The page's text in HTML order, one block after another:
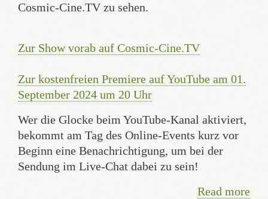
Cosmic-Cine.TV zu sehen.
Zur Show vorab auf Cosmic-Cine.TV
Zur kostenfreien Premiere auf YouTube am 01.
September 2024 um 20 Uhr
Wer die Glocke beim YouTube-Kanal aktiviert,
bekommt am Tag des Online-Events kurz vor
Beginn eine Benachrichtigung, um bei der
Sendung im Live-Chat dabei zu sein!
Read more